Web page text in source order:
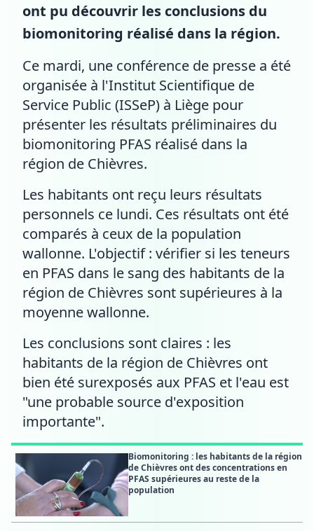
ont pu découvrir les conclusions du
biomonitoring réalisé dans la région.
Ce mardi, une conférence de presse a été
organisée à l'Institut Scientifique de
Service Public (ISSeP) à Liège pour
présenter les résultats préliminaires du
biomonitoring PFAS réalisé dans la
région de Chièvres.
Les habitants ont reçu leurs résultats
personnels ce lundi. Ces résultats ont été
comparés à ceux de la population
wallonne. L'objectif : vérifier si les teneurs
en PFAS dans le sang des habitants de la
région de Chièvres sont supérieures à la
moyenne wallonne.
Les conclusions sont claires : les
habitants de la région de Chièvres ont
bien été surexposés aux PFAS et l'eau est
"une probable source d'exposition
importante".
Biomonitoring : les habitants de la région
de Chièvres ont des concentrations en
PFAS supérieures au reste de la
population